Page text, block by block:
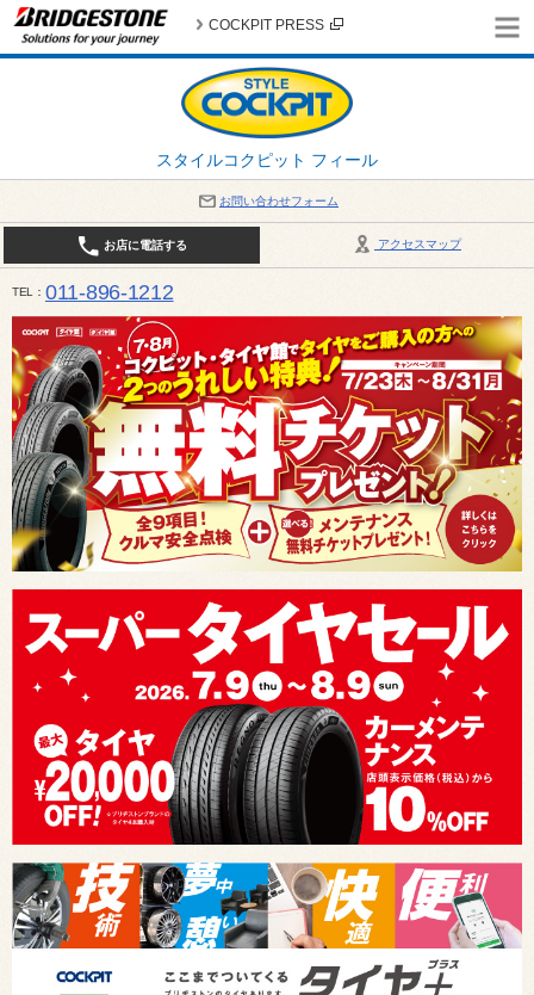
スタイルコクピット フィール
COCKPIT PRESS
お問い合わせフォーム
アクセスマップ
お店に電話する
TEL 011-896-1212
平日・日・祝日：作業受付10:00～17:30 、商談受付は10:00～18:00 まで 営業時間は10:00～
受け出来ない場合がございます。店舗までお問い合わせください。電話も込み合うことが予想さ
日：2026年8月の定休日 毎週 火曜日と水曜日 8月10日(月曜日) から 8月14日(金曜